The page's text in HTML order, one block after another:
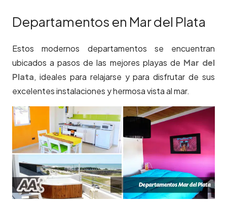
Departamentos en Mar del Plata
Estos modernos departamentos se encuentran
ubicados a pasos de las mejores playas de Mar del
Plata, ideales para relajarse y para disfrutar de sus
excelentes instalaciones y hermosa vista al mar.